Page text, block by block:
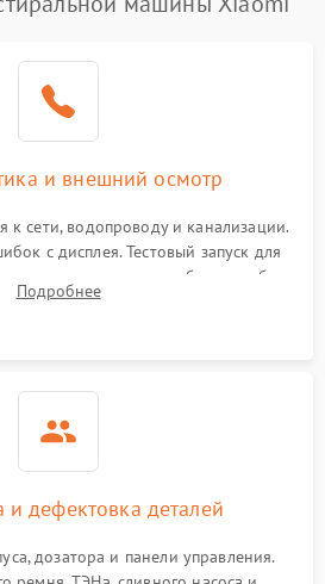
и внешний осмотр
к сети, водопроводу и канализации.
с дисплея. Тестовый запуск для
шумов, протечек или сбоев в работе
модуля управления.
Подробнее
и дефектовка деталей
дозатора и панели управления.